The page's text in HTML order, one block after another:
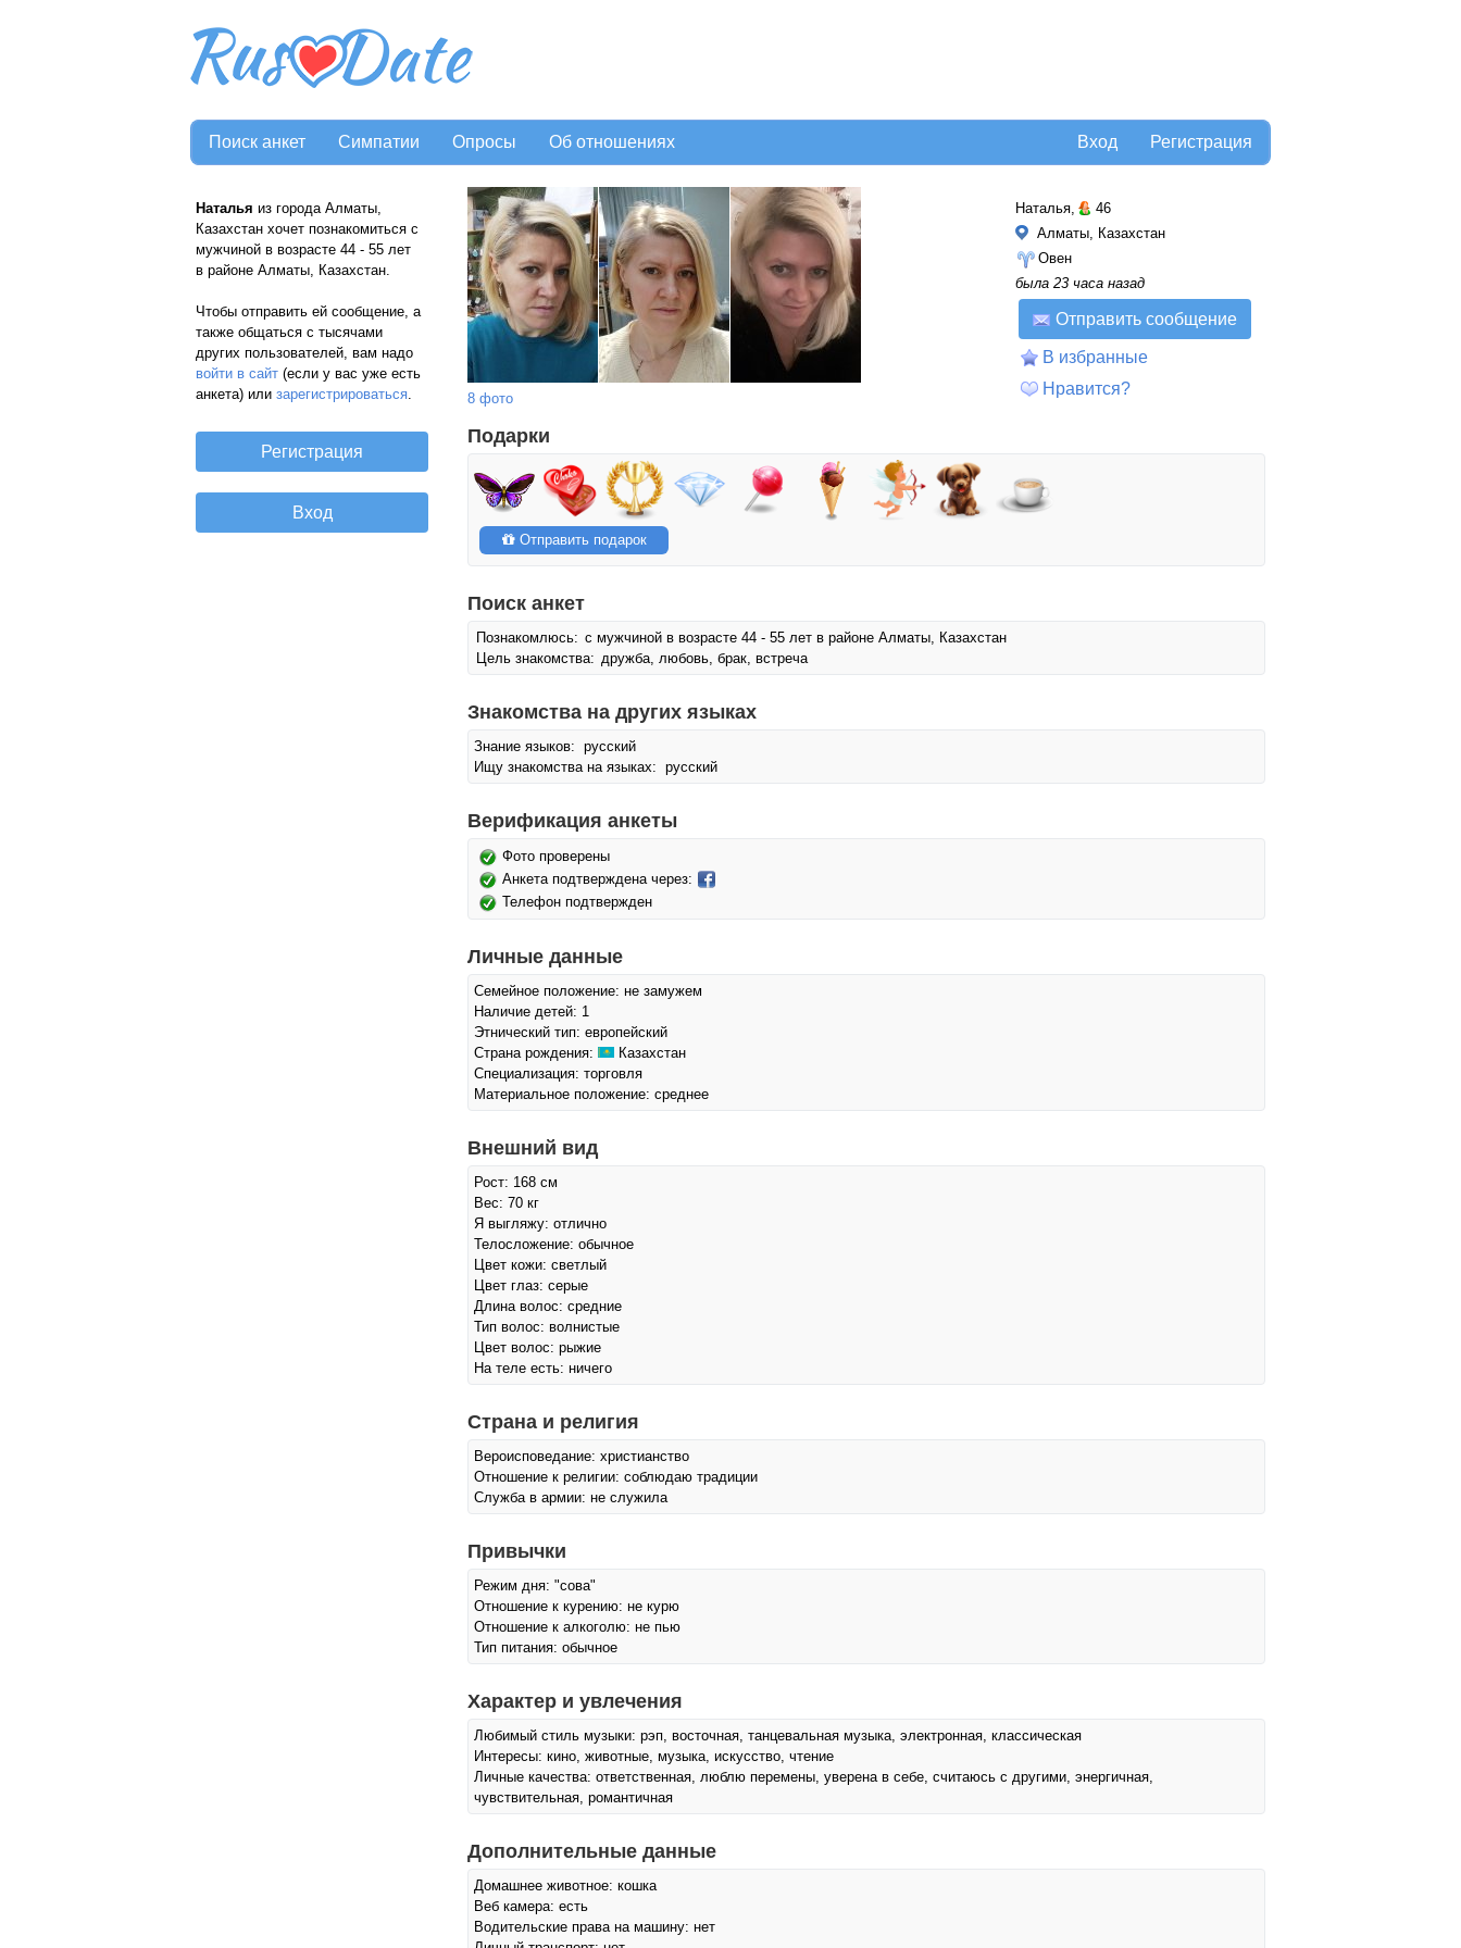
Поиск анкет Симпатии Опросы Об отношениях Регистрация
Вход
Наталья из города Алматы,
Казахстан хочет познакомиться с
мужчиной в возрасте 44 - 55 лет
в районе Алматы, Казахстан.
Чтобы отправить ей сообщение, а
также общаться с тысячами
других пользователей, вам надо
войти в сайт (если у вас уже есть
анкета) или зарегистрироваться. 8 фото
Наталья,
46
Алматы, Казахстан
Овен
была 23 часа назад
Отправить сообщение
В избранные
Нравится?
Подарки
Отправить подарок
Поиск анкет
Познакомлюсь: с мужчиной в возрасте 44 - 55 лет в районе Алматы, Казахстан
Цель знакомства: дружба, любовь, брак, встреча
Знакомства на других языках
Знание языков: русский
Ищу знакомства на языках: русский
Верификация анкеты
Фото проверены
Анкета подтверждена через:
Телефон подтвержден
Личные данные
Семейное положение: не замужем
Наличие детей: 1
Этнический тип: европейский
Страна рождения:
Казахстан
Специализация: торговля
Материальное положение: среднее
Внешний вид
Рост: 168 см
Вес: 70 кг
Я выгляжу: отлично
Телосложение: обычное
Цвет кожи: светлый
Цвет глаз: серые
Длина волос: средние
Тип волос: волнистые
Цвет волос: рыжие
На теле есть: ничего
Страна и религия
Вероисповедание: христианство
Отношение к религии: соблюдаю традиции
Служба в армии: не служила
Привычки
Режим дня: "сова"
Отношение к курению: не курю
Отношение к алкоголю: не пью
Тип питания: обычное
Характер и увлечения
Любимый стиль музыки: рэп, восточная, танцевальная музыка, электронная, классическая
Интересы: кино, животные, музыка, искусcтво, чтение
Личные качества: ответственная, люблю перемены, уверена в себе, считаюсь с другими, энергичная,
чувствительная, романтичная
Дополнительные данные
Домашнее животное: кошка
Веб камера: есть
Водительские права на машину: нет